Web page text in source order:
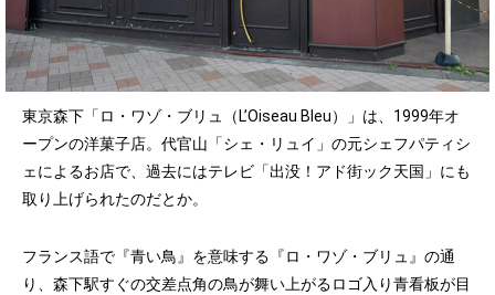
東京森下「ロ・ワゾ・ブリュ（L’Oiseau Bleu）」は、1999年オ
ープンの洋菓子店。代官山「シェ・リュイ」の元シェフパティシ
ェによるお店で、過去にはテレビ「出没！アド街ック天国」にも
取り上げられたのだとか。
フランス語で『青い鳥』を意味する『ロ・ワゾ・ブリュ』の通
り、森下駅すぐの交差点角の鳥が舞い上がるロゴ入り青看板が目